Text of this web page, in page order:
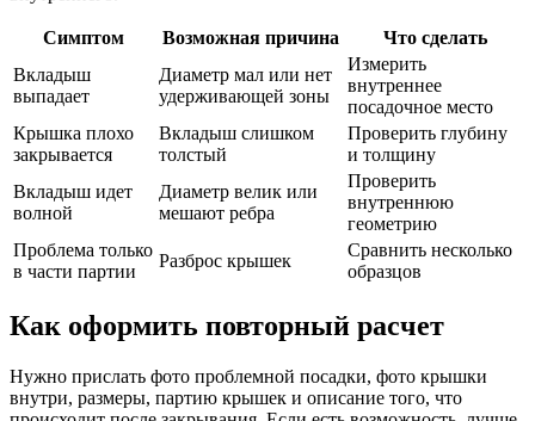
Симптом Возможная причина
Что сделать
Вкладыш
выпадает
Диаметр мал или нет
удерживающей зоны
Измерить
внутреннее
посадочное место
Крышка плохо
закрывается
Вкладыш слишком
толстый
Проверить глубину
и толщину
Вкладыш идет
волной
Диаметр велик или
мешают ребра
Проверить
внутреннюю
геометрию
Проблема только
в части партии
Разброс крышек
Сравнить несколько
образцов
Как оформить повторный расчет
Нужно прислать фото проблемной посадки, фото крышки
внутри, размеры, партию крышек и описание того, что